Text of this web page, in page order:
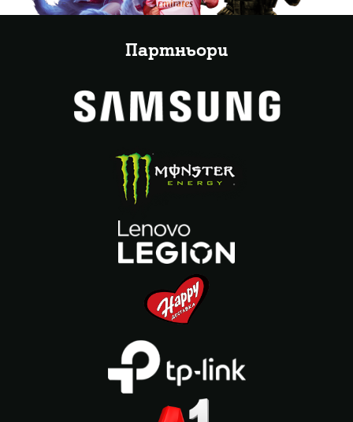
Партньори